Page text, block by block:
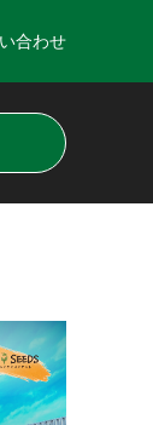
合わせ